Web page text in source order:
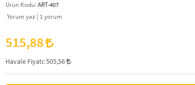
Ürün Kodu:ART-407
Yorum yaz | 1 yorum
515,88
Havale Fiyatı:505,56